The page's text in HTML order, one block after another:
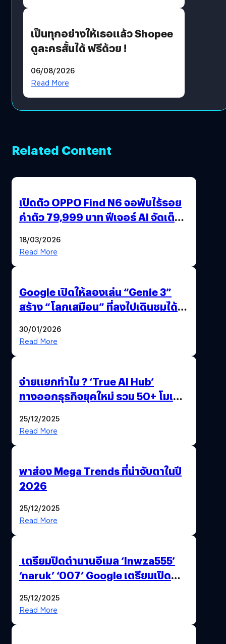
เป็นทุกอย่างให้เธอแล้ว Shopee
ดูละครสั้นได้ ฟรีด้วย !
06/08/2026
Read More
Related Content
เปิดตัว OPPO Find N6 จอพับไร้รอย
ค่าตัว 79,999 บาท ฟีเจอร์ AI จัดเต็ม
18/03/2026
Read More
Google เปิดให้ลองเล่น “Genie 3”
สร้าง “โลกเสมือน” ที่ลงไปเดินชมได้
30/01/2026
Read More
จ่ายแยกทำไม ? ‘True AI Hub’
ทางออกธุรกิจยุคใหม่ รวม 50+ โมเดล
25/12/2025
Read More
พาส่อง Mega Trends ที่น่าจับตาในปี
2026
25/12/2025
Read More
เตรียมปิดตำนานอีเมล ‘lnwza555’
‘naruk’ ‘007’ Google เตรียมเปิด
25/12/2025
Read More